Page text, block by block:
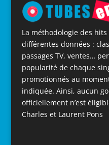
La méthodologie des
différentes données :
passages TV, ventes…
popularité de chaque
promotionnés au
indiquée. Ainsi, aucun
officiellement n’est
Charles et Laurent Pons